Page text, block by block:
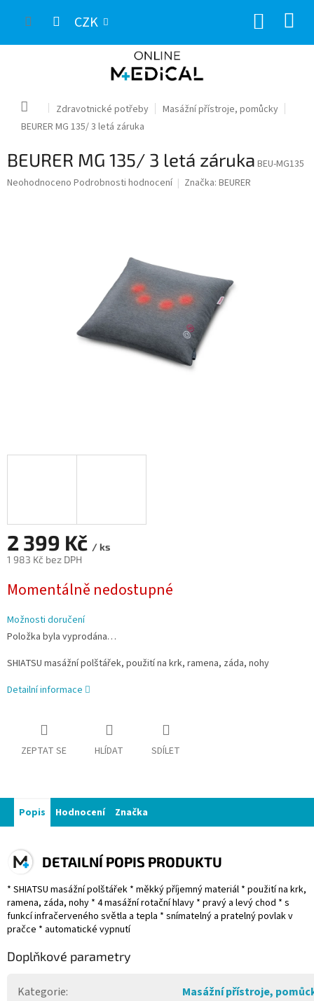
CZK
Domů Zdravotnické potřeby
Masážní přístroje, pomůcky
BEURER MG 135/ 3 letá záruka
BEURER MG 135/ 3 letá záruka BEU-MG135
Průměrné
Neohodnoceno Podrobnosti hodnocení Značka: BEURER
2 399 Kč / ks
1 983 Kč bez DPH
cena:
Momentálně nedostupné
Možnosti doručení
Položka byla vyprodána…
SHIATSU masážní polštářek, použití na krk, ramena, záda, nohy
Detailní informace
ZEPTAT SE HLÍDAT SDÍLET
Popis Hodnocení Značka
DETAILNÍ POPIS PRODUKTU
* SHIATSU masážní polštářek * měkký příjemný materiál * použití na krk,
ramena, záda, nohy * 4 masážní rotační hlavy * pravý a levý chod * s
funkcí infračerveného světla a tepla * snímatelný a pratelný povlak v
pračce * automatické vypnutí
Doplňkové parametry
Kategorie:
Masážní přístroje,